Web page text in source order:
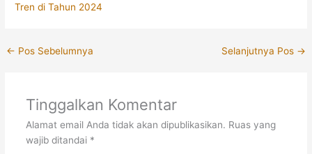
Tren di Tahun 2024
← Pos Sebelumnya Selanjutnya Pos →
Tinggalkan Komentar
Alamat email Anda tidak akan dipublikasikan. Ruas yang
wajib ditandai *